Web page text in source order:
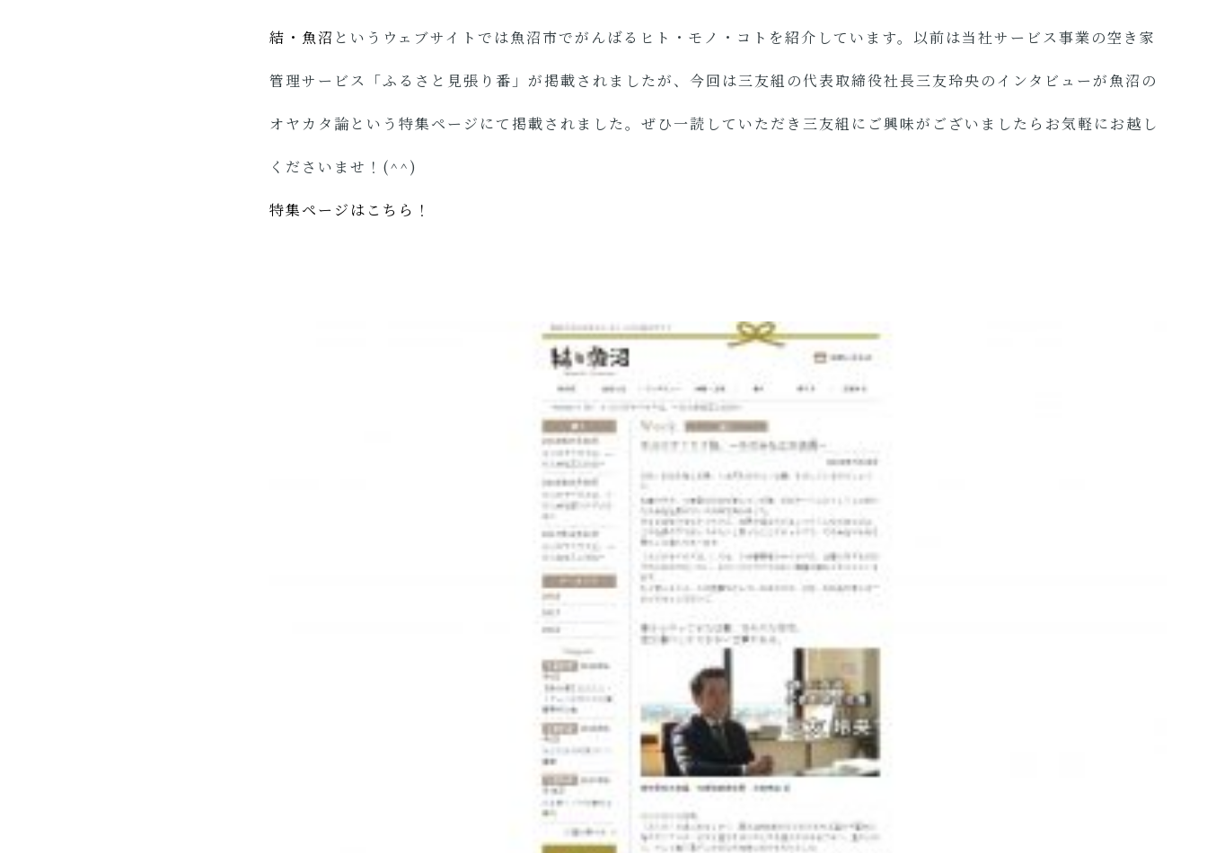
結・魚沼 というウェブサイトでは魚沼市でがんばるヒト・モノ・コトを紹介しています。以前は当社サービス事業の空き家
管理サービス「ふるさと見張り番」が掲載されましたが、今回は三友組の代表取締役社長三友玲央のインタビューが魚沼の
オヤカタ論という特集ページにて掲載されました。ぜひ一読していただき三友組にご興味がございましたらお気軽にお越し
くださいませ！(^^)
特集ページはこちら！